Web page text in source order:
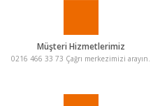
Müşteri Hizmetlerimiz
0216 466 33 73 Çağrı merkezimizi arayın.